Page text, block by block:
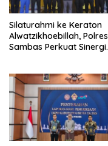
Silaturahmi ke Keraton
Alwatzikhoebillah, Polres
Sambas Perkuat Sinergi